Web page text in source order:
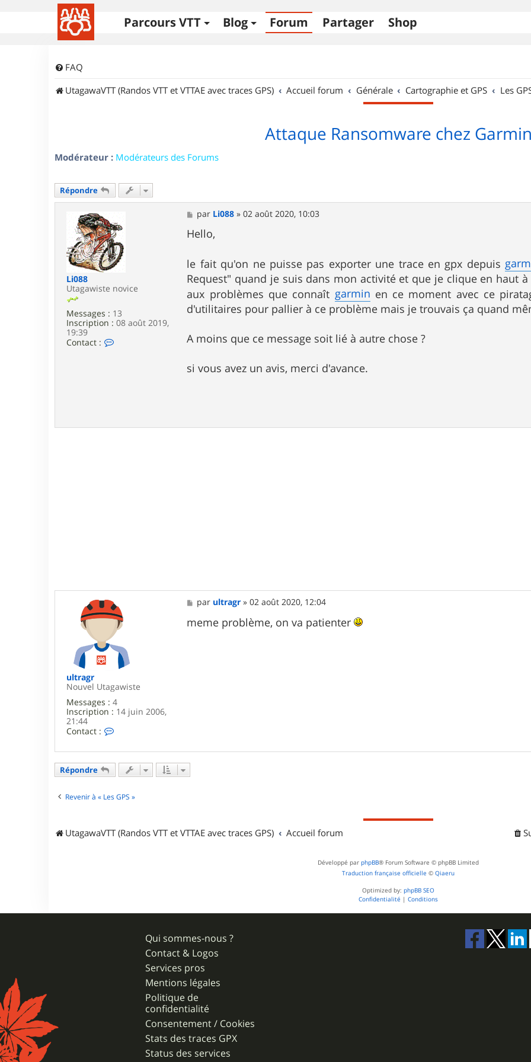
Parcours VTT Blog Forum Partager Shop
FAQ
UtagawaVTT (Randos VTT et VTTAE avec traces GPS)
Accueil forum Générale Cartographie et GPS Les
Attaque Ransomware chez Garmin
Modérateur : Modérateurs des Forums
Répondre
Li088
Utagawiste novice
Messages : 13
Inscription : 08 août 2019,
19:39
Contact :
L
M
e
s
s
g
e
par Li088 »02 août 2020, 10:03
Hello,
le fait qu'on ne puisse pas exporter une trace en gpx depuis
Request" quand je suis dans mon activité et que je clique en haut
aux problèmes que connaît garmin en ce moment avec ce
d'utilitaires pour pallier à ce problème mais je trouvais ça quand
A moins que ce message soit lié à autre chose ?
si vous avez un avis, merci d'avance.
ultragr
Nouvel Utagawiste
Messages : 4
Inscription : 14 juin 2006,
21:44
Contact :
n
c
e
t
M
e
s
s
par ultragr »02 août 2020, 12:04
meme problème, on va patienter
Répondre
Revenir à « Les GPS »
UtagawaVTT (Randos VTT et VTTAE avec traces GPS) Accueil forum
Développé par phpBB® Forum Software © phpBB Limited
Traduction française officielle © Qiaeru
Optimized by: phpBB SEO
Confidentialité | Conditions
Qui sommes-nous ?
Contact & Logos
Services pros
Mentions légales
Politique de
confidentialité
Consentement / Cookies
Stats des traces GPX
Status des services